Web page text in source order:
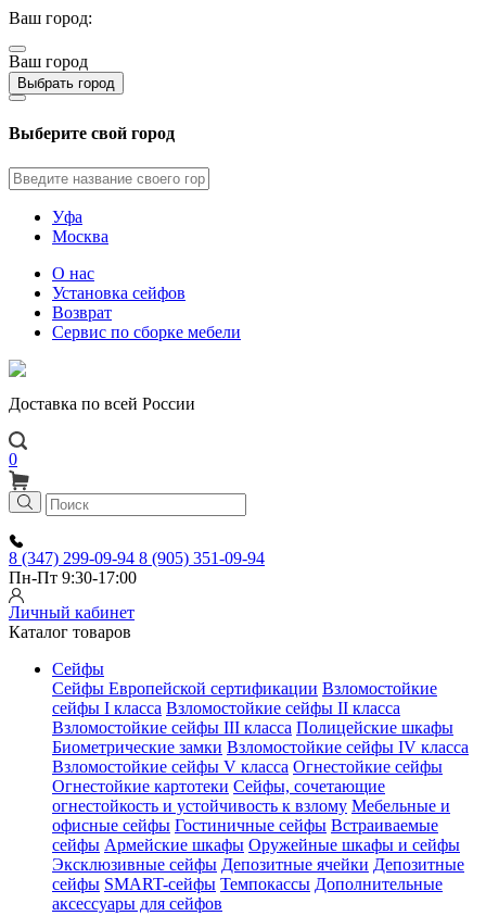
Ваш город:
Ваш город
Выбрать город
Выберите свой город
Уфа
Москва
О нас
Установка сейфов
Возврат
Сервис по сборке мебели
Доставка по всей России
0
8 (347) 299-09-94 8 (905) 351-09-94
Пн-Пт 9:30-17:00
Личный кабинет
Каталог товаров
Сейфы
Сейфы Европейской сертификации Взломостойкие
сейфы I класса Взломостойкие сейфы II класса
Взломостойкие сейфы III класса Полицейские шкафы
Биометрические замки Взломостойкие сейфы IV класса
Взломостойкие сейфы V класса Огнестойкие сейфы
Огнестойкие картотеки Сейфы, сочетающие
огнестойкость и устойчивость к взлому Мебельные и
офисные сейфы Гостиничные сейфы Встраиваемые
сейфы Армейские шкафы Оружейные шкафы и сейфы
Эксклюзивные сейфы Депозитные ячейки Депозитные
сейфы SMART-сейфы Темпокассы Дополнительные
аксессуары для сейфов